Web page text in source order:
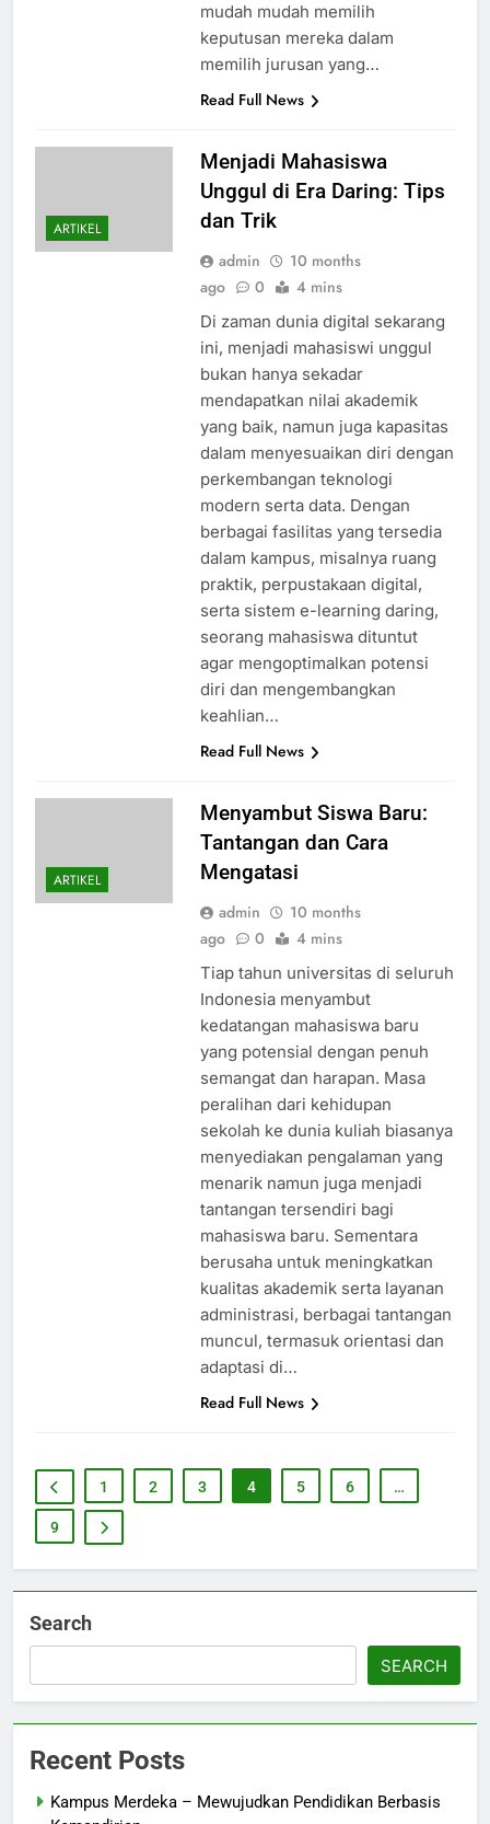
mudah mudah memilih
keputusan mereka dalam
memilih jurusan yang…
Read Full News
ARTIKEL
Menjadi Mahasiswa
Unggul di Era Daring: Tips
dan Trik
admin
10 months
ago
0 4 mins
Di zaman dunia digital sekarang
ini, menjadi mahasiswi unggul
bukan hanya sekadar
mendapatkan nilai akademik
yang baik, namun juga kapasitas
dalam menyesuaikan diri dengan
perkembangan teknologi
modern serta data. Dengan
berbagai fasilitas yang tersedia
dalam kampus, misalnya ruang
praktik, perpustakaan digital,
serta sistem e-learning daring,
seorang mahasiswa dituntut
agar mengoptimalkan potensi
diri dan mengembangkan
keahlian…
Read Full News
ARTIKEL
Menyambut Siswa Baru:
Tantangan dan Cara
Mengatasi
admin
10 months
ago
0 4 mins
Tiap tahun universitas di seluruh
Indonesia menyambut
kedatangan mahasiswa baru
yang potensial dengan penuh
semangat dan harapan. Masa
peralihan dari kehidupan
sekolah ke dunia kuliah biasanya
menyediakan pengalaman yang
menarik namun juga menjadi
tantangan tersendiri bagi
mahasiswa baru. Sementara
berusaha untuk meningkatkan
kualitas akademik serta layanan
administrasi, berbagai tantangan
muncul, termasuk orientasi dan
adaptasi di…
Read Full News
1 2 3 4 5 6 …
9
Search
SEARCH
Recent Posts
Kampus Merdeka – Mewujudkan Pendidikan Berbasis